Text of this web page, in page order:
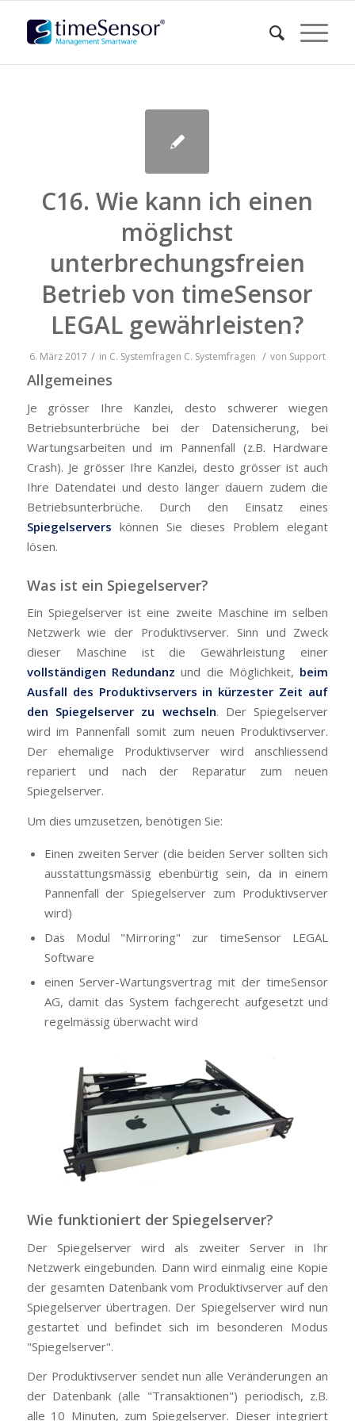
C16. Wie kann ich einen
möglichst
unterbrechungsfreien
Betrieb von timeSensor
LEGAL gewährleisten?
6. März 2017 / in C. Systemfragen C. Systemfragen / von Support
Allgemeines
Je grösser Ihre Kanzlei, desto schwerer wiegen
Betriebsunterbrüche bei der Datensicherung, bei
Wartungsarbeiten und im Pannenfall (z.B. Hardware
Crash). Je grösser Ihre Kanzlei, desto grösser ist auch
Ihre Datendatei und desto länger dauern zudem die
Betriebsunterbrüche. Durch den Einsatz eines
Spiegelservers können Sie dieses Problem elegant
lösen.
Was ist ein Spiegelserver?
Ein Spiegelserver ist eine zweite Maschine im selben
Netzwerk wie der Produktivserver. Sinn und Zweck
dieser Maschine ist die Gewährleistung einer
vollständigen Redundanz und die Möglichkeit, beim
Ausfall des Produktivservers in kürzester Zeit auf
den Spiegelserver zu wechseln. Der Spiegelserver
wird im Pannenfall somit zum neuen Produktivserver.
Der ehemalige Produktivserver wird anschliessend
repariert und nach der Reparatur zum neuen
Spiegelserver.
Um dies umzusetzen, benötigen Sie:
Einen zweiten Server (die beiden Server sollten sich
ausstattungsmässig ebenbürtig sein, da in einem
Pannenfall der Spiegelserver zum Produktivserver
wird)
Das Modul "Mirroring" zur timeSensor LEGAL
Software
einen Server-Wartungsvertrag mit der timeSensor
AG, damit das System fachgerecht aufgesetzt und
regelmässig überwacht wird
Wie funktioniert der Spiegelserver?
Der Spiegelserver wird als zweiter Server in Ihr
Netzwerk eingebunden. Dann wird einmalig eine Kopie
der gesamten Datenbank vom Produktivserver auf den
Spiegelserver übertragen. Der Spiegelserver wird nun
gestartet und befindet sich im besonderen Modus
"Spiegelserver".
Der Produktivserver sendet nun alle Veränderungen an
der Datenbank (alle "Transaktionen") periodisch, z.B.
alle 10 Minuten, zum Spiegelserver. Dieser integriert